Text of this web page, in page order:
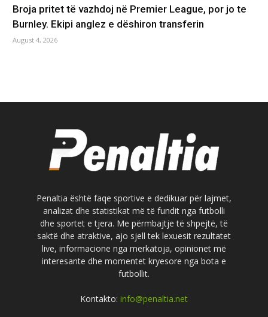
Broja pritet të vazhdoj në Premier League, por jo te
Burnley. Ekipi anglez e dëshiron transferin
August 4, 2026
Penaltia është faqe sportive e dedikuar për lajmet,
analizat dhe statistikat më të fundit nga futbolli
dhe sportet e tjera. Me përmbajtje të shpejtë, të
saktë dhe atraktive, ajo sjell tek lexuesit rezultatet
live, informacione nga merkatoja, opinionet më
interesante dhe momentet kryesore nga bota e
futbollit.
Kontakto: info@penaltia.net